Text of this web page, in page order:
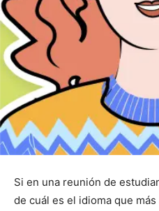
Si en una reunión de
de cuál es el idioma que